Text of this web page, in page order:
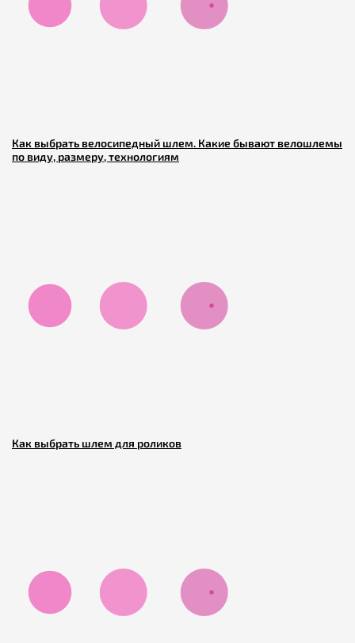
Как выбрать велосипедный шлем. Какие бывают велошлемы
по виду, размеру, технологиям
Как выбрать шлем для роликов